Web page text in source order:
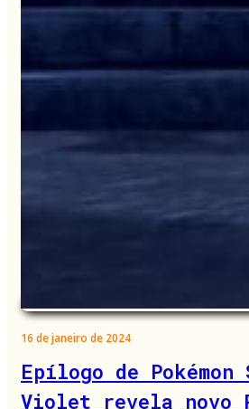
16 de janeiro de 2024
Epílogo de
Violet revela novo